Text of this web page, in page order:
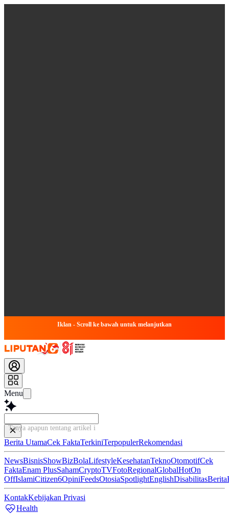
Iklan - Scroll ke bawah untuk melanjutkan
Menu
Tanya apapun tentang artikel ini...
Berita UtamaCek FaktaTerkiniTerpopulerRekomendasi
NewsBisnisShowBizBolaLifestyleKesehatanTeknoOtomotifCek
FaktaEnam PlusSahamCryptoTVFotoRegionalGlobalHotOn
OffIslamiCitizen6OpiniFeedsOtosiaSpotlightEnglishDisabilitasBerita
KontakKebijakan Privasi
Health